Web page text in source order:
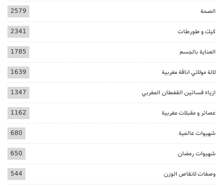
الصحة 2579
كيك و طورطات 2341
العناية بالجسم 1785
لالة مولاتي اناقة مغربية 1639
ازياء فساتين القفطان المغربي 1347
عصائر و مقبلات مغربية 1162
شهيوات عالمية 680
شهيوات رمضان 650
وصفات لانقاص الوزن 544